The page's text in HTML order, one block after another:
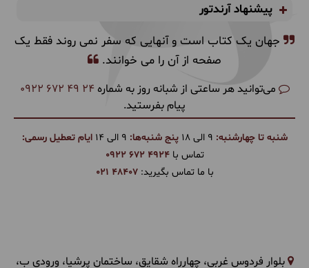
پیشنهاد آرندتور
جهان یک کتاب است و آنهایی که سفر نمی روند فقط یک
صفحه از آن را می خوانند.
می‌توانید هر ساعتی از شبانه روز به شماره 0922 672 49 24
پیام بفرستید.
شنبه تا چهارشنبه: پنج شنبه‌ها:
ایام تعطیل رسمی:
تماس با0922 672 4924
با ما تماس بگیرید:021 48407
بلوار فردوس غربی، چهارراه شقایق، ساختمان پرشیا، ورودی ب،